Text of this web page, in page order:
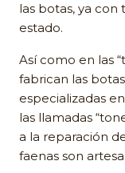
las botas, ya
estado.
Así como en las
fabrican las
especializadas
las llamadas
a la reparación
faenas son